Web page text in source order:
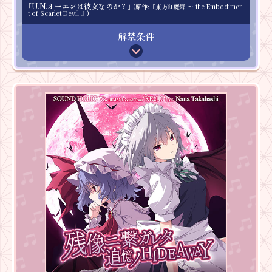
U.N.オーエンは彼女なのか？ 東方紅魔郷 ～ the Embodimen
t of Scarlet Devil.
解禁条件